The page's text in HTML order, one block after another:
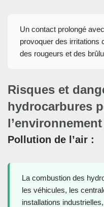
Un contact prolongé
provoquer des irritations
des rougeurs et des
Risques et
hydrocarbures
l’environnement
Pollution de l’air :
La combustion des
les véhicules, les
installations